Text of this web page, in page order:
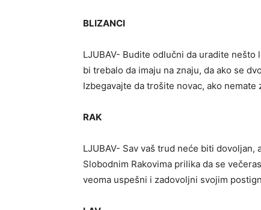
BLIZANCI
LJUBAV- Budite odlučni da uradite
bi trebalo da imaju na znaju, da ako se
Izbegavajte da trošite novac, ako
RAK
LJUBAV- Sav vaš trud neće biti
Slobodnim Rakovima prilika da se
veoma uspešni i zadovoljni svojim